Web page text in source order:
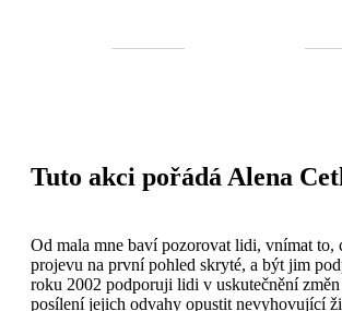
Tuto akci pořádá Alena
Od mala mne baví pozorovat lidi, vnímat to,
projevu na první pohled skryté, a být jim
roku 2002 podporuji lidi v uskutečnění
posílení jejich odvahy opustit nevyhovující